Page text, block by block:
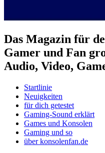
Das Magazin für
Gamer und Fan
Audio, Video,
Startlinie
Neuigkeiten
für dich getestet
Gaming-Sound erklärt
Games und Konsolen
Gaming und so
über konsolenfan.de